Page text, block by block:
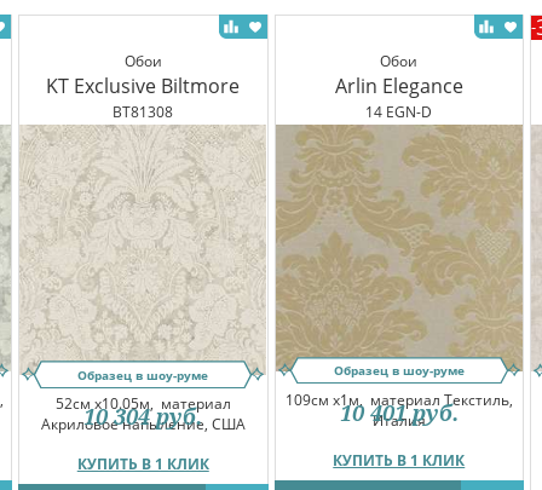
Обои
KT Exclusive Biltmore
BT81308
Образец в шоу-руме
52см x10.05м, материал
Акриловое напыление, США
КУПИТЬ В 1 КЛИК
10 304 руб.
Обои
Arlin Elegance
14 EGN-D
Образец в шоу-руме
109см x1м, материал Текстиль,
Италия
КУПИТЬ В 1 КЛИК
10 401 руб.
-